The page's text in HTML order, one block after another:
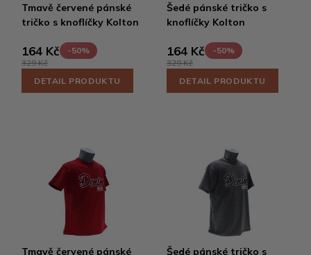
Tmavě červené pánské
tričko s knoflíčky Kolton
164 Kč
-50%
329 Kč
DETAIL PRODUKTU
Šedé pánské tričko s
knoflíčky Kolton
164 Kč
-50%
329 Kč
DETAIL PRODUKTU
Tmavě červené pánské
Šedé pánské tričko s